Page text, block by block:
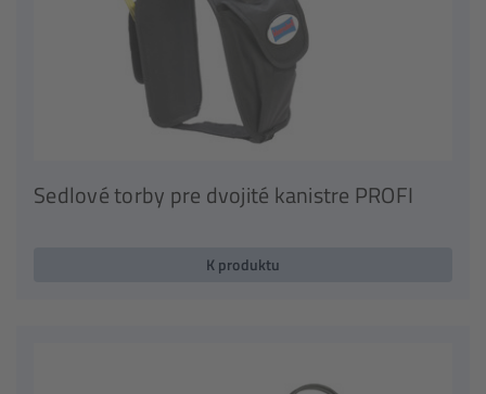
Sedlové torby pre dvojité kanistre PROFI
K produktu